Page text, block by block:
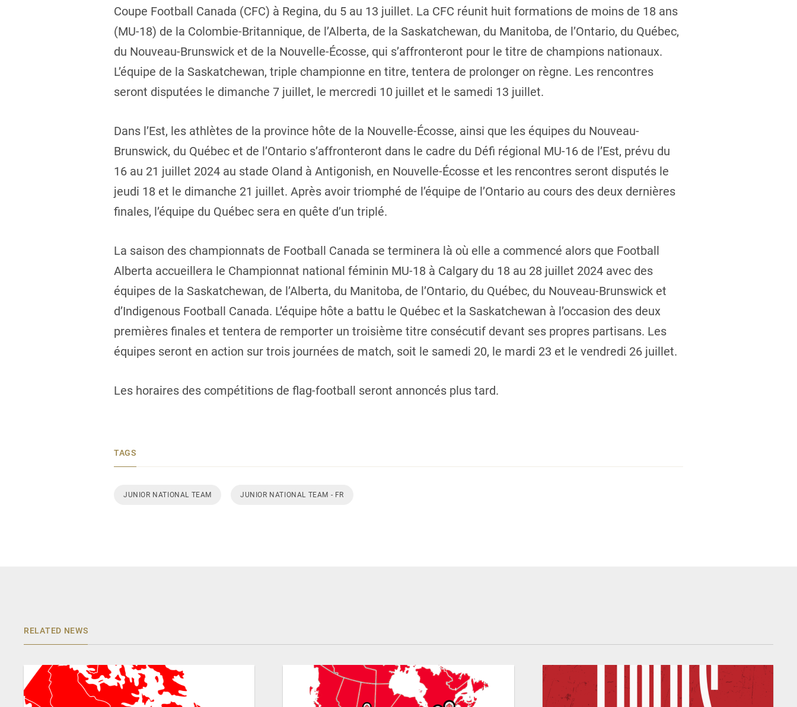
Coupe Football Canada (CFC) à Regina, du 5 au 13 juillet. La CFC réunit huit formations de moins de 18 ans
(MU-18) de la Colombie-Britannique, de l’Alberta, de la Saskatchewan, du Manitoba, de l’Ontario, du Québec,
du Nouveau-Brunswick et de la Nouvelle-Écosse, qui s’affronteront pour le titre de champions nationaux.
L’équipe de la Saskatchewan, triple championne en titre, tentera de prolonger on règne. Les rencontres
seront disputées le dimanche 7 juillet, le mercredi 10 juillet et le samedi 13 juillet.
Dans l’Est, les athlètes de la province hôte de la Nouvelle-Écosse, ainsi que les équipes du Nouveau-
Brunswick, du Québec et de l’Ontario s’affronteront dans le cadre du Défi régional MU-16 de l’Est, prévu du
16 au 21 juillet 2024 au stade Oland à Antigonish, en Nouvelle-Écosse et les rencontres seront disputés le
jeudi 18 et le dimanche 21 juillet. Après avoir triomphé de l’équipe de l’Ontario au cours des deux dernières
finales, l’équipe du Québec sera en quête d’un triplé.
La saison des championnats de Football Canada se terminera là où elle a commencé alors que Football
Alberta accueillera le Championnat national féminin MU-18 à Calgary du 18 au 28 juillet 2024 avec des
équipes de la Saskatchewan, de l’Alberta, du Manitoba, de l’Ontario, du Québec, du Nouveau-Brunswick et
d’Indigenous Football Canada. L’équipe hôte a battu le Québec et la Saskatchewan à l’occasion des deux
premières finales et tentera de remporter un troisième titre consécutif devant ses propres partisans. Les
équipes seront en action sur trois journées de match, soit le samedi 20, le mardi 23 et le vendredi 26 juillet.
Les horaires des compétitions de flag-football seront annoncés plus tard.
TAGS
JUNIOR NATIONAL TEAM JUNIOR NATIONAL TEAM - FR
RELATED NEWS